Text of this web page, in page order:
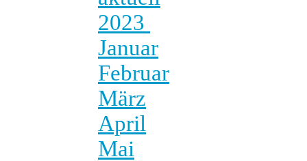
2023
Januar
Februar
März
April
Mai